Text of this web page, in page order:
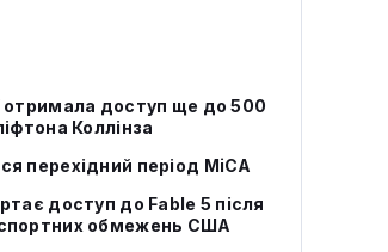
отримала доступ ще до 500
Коллінза
перехідний період MiCA
доступ до Fable 5 після
обмежень США